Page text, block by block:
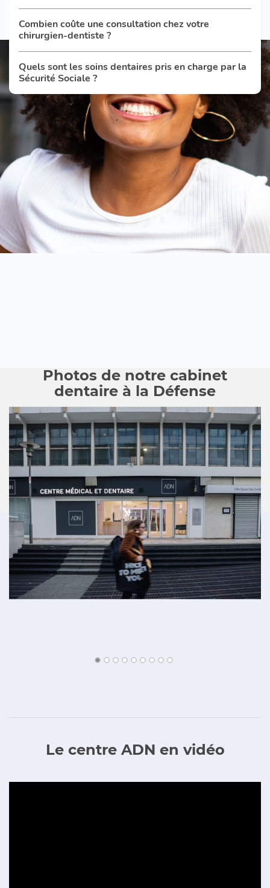
Combien coûte une consultation chez votre
chirurgien-dentiste ?
Quels sont les soins dentaires pris en charge par la
Sécurité Sociale ?
Photos de notre cabinet
dentaire à la Défense
Le centre ADN en vidéo